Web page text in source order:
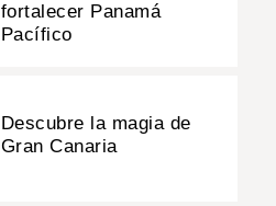
fortalecer Panamá
Pacífico
Descubre la magia de
Gran Canaria